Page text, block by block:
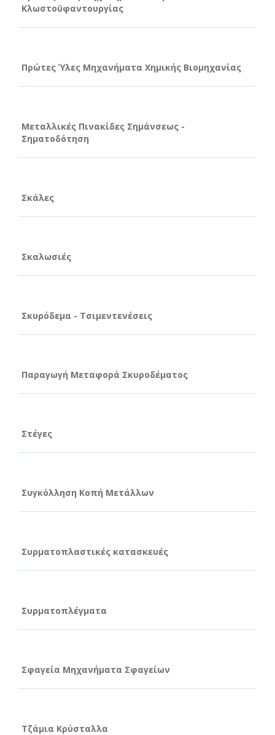
Κλωστοϋφαντουργίας
Πρώτες Ύλες Μηχανήματα Χημικής Βιομηχανίας
Μεταλλικές Πινακίδες Σημάνσεως -
Σηματοδότηση
Σκάλες
Σκαλωσιές
Σκυρόδεμα - Τσιμεντενέσεις
Παραγωγή Μεταφορά Σκυροδέματος
Στέγες
Συγκόλληση Κοπή Μετάλλων
Συρματοπλαστικές κατασκευές
Συρματοπλέγματα
Σφαγεία Μηχανήματα Σφαγείων
Τζάμια Κρύσταλλα